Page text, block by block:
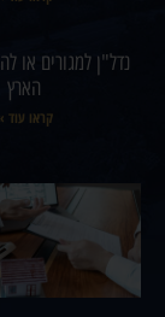
נדל"ן למגורים או
הארץ
קראו עוד